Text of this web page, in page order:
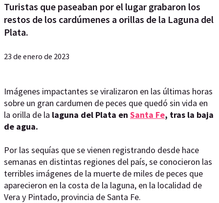
Turistas que paseaban por el lugar grabaron los
restos de los cardúmenes a orillas de la Laguna del
Plata.
23 de enero de 2023
Imágenes impactantes se viralizaron en las últimas horas
sobre un gran cardumen de peces que quedó sin vida en
la orilla de la laguna del Plata en Santa Fe, tras la baja
de agua.
Por las sequías que se vienen registrando desde hace
semanas en distintas regiones del país, se conocieron las
terribles imágenes de la muerte de miles de peces que
aparecieron en la costa de la laguna, en la localidad de
Vera y Pintado, provincia de Santa Fe.